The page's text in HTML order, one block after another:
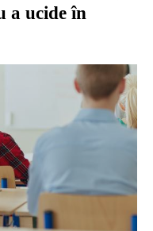
a ucide în